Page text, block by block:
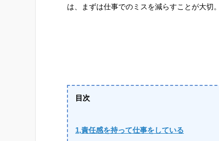
は、まずは仕事でのミスを減らすことが大切
目次
1,責任感を持って仕事をしている